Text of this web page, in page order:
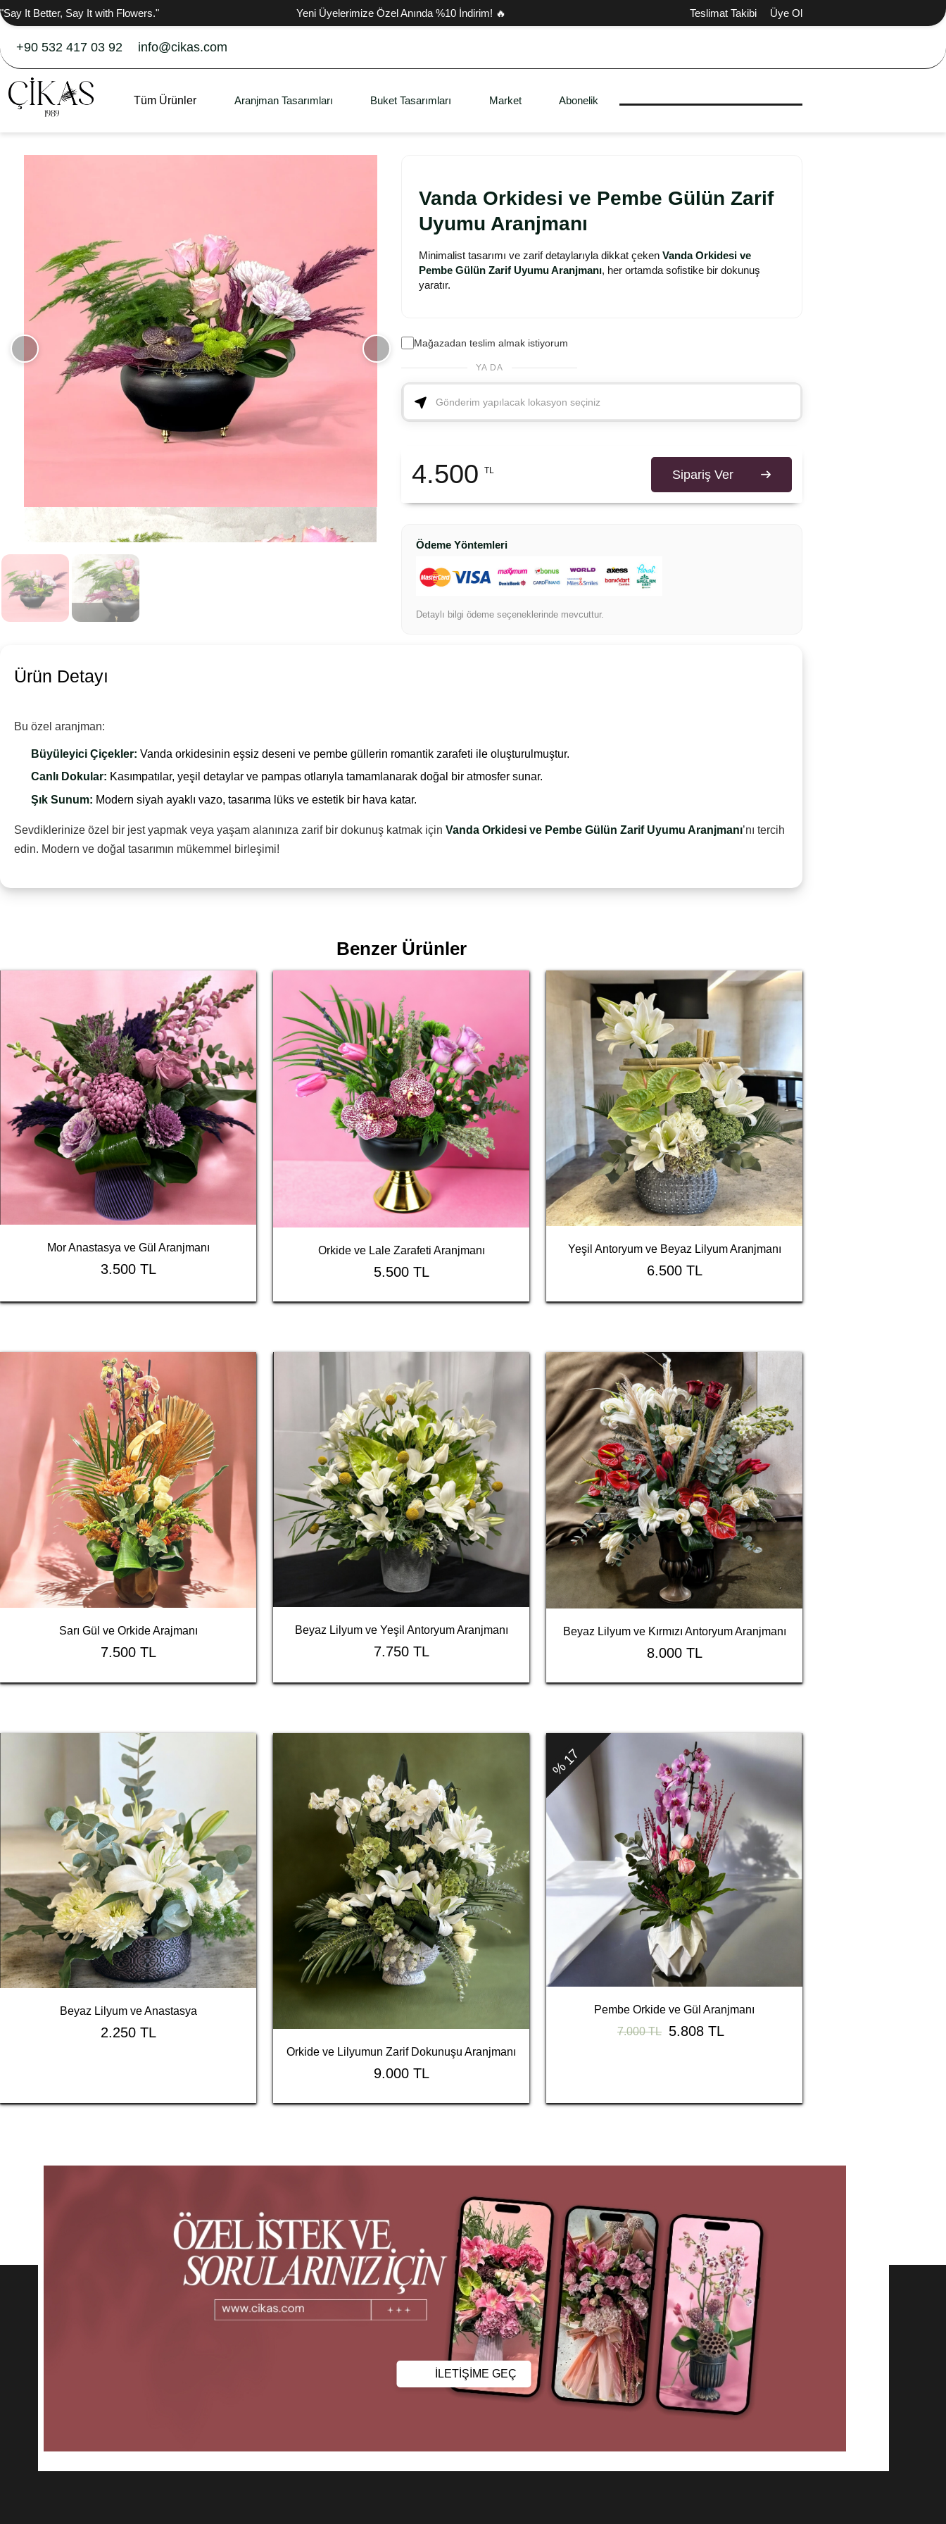
"Say It Better, Say It with Flowers." Yeni Üyelerimize Özel Anında %10 İndirim! 🔥 Teslimat Takibi Üye Ol
+90 532 417 03 92 info@cikas.com
Tüm Ürünler Aranjman Tasarımları Buket Tasarımları Market Abonelik
Vanda Orkidesi ve Pembe Gülün Zarif
Uyumu Aranjmanı
Minimalist tasarımı ve zarif detaylarıyla dikkat çeken Vanda Orkidesi ve
Pembe Gülün Zarif Uyumu Aranjmanı, her ortamda sofistike bir dokunuş
yaratır.
Mağazadan teslim almak istiyorum
YA DA
4.500 TL Sipariş Ver
Ödeme Yöntemleri
Detaylı bilgi ödeme seçeneklerinde mevcuttur.
Ürün Detayı
Bu özel aranjman:
Büyüleyici Çiçekler: Vanda orkidesinin eşsiz deseni ve pembe güllerin romantik zarafeti ile oluşturulmuştur.
Canlı Dokular: Kasımpatılar, yeşil detaylar ve pampas otlarıyla tamamlanarak doğal bir atmosfer sunar.
Şık Sunum: Modern siyah ayaklı vazo, tasarıma lüks ve estetik bir hava katar.
Sevdiklerinize özel bir jest yapmak veya yaşam alanınıza zarif bir dokunuş katmak için Vanda Orkidesi ve Pembe Gülün Zarif Uyumu Aranjmanı’nı tercih
edin. Modern ve doğal tasarımın mükemmel birleşimi!
Benzer Ürünler
Mor Anastasya ve Gül Aranjmanı
3.500 TL
Orkide ve Lale Zarafeti Aranjmanı
5.500 TL
Yeşil Antoryum ve Beyaz Lilyum Aranjmanı
6.500 TL
Sarı Gül ve Orkide Arajmanı
7.500 TL
Beyaz Lilyum ve Yeşil Antoryum Aranjmanı
7.750 TL
Beyaz Lilyum ve Kırmızı Antoryum Aranjmanı
8.000 TL
Beyaz Lilyum ve Anastasya
2.250 TL
Orkide ve Lilyumun Zarif Dokunuşu Aranjmanı
9.000 TL
% 17
Pembe Orkide ve Gül Aranjmanı
7.000 TL
5.808 TL
İLETİŞİME GEÇ